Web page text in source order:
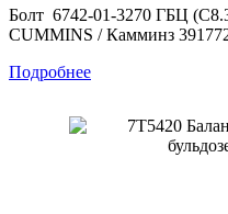
Болт 6742-01-3270 ГБЦ
CUMMINS / Камминз
Подробнее